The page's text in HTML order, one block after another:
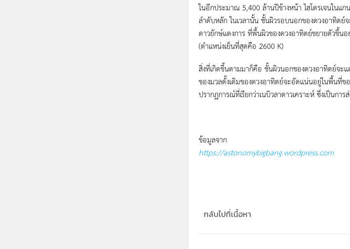
ในอีกประมาณ 5,400 ล้านปีข้างหน้า ไฮโดรเจนในแ
ลำดับหลัก ในเวลานั้น ชั้นผิวรอบนอกของดวงอาทิต
ดาวยักษ์แดงการ ที่พื้นผิวของดวงอาทิตย์ขยายตัวขึ้น
(ตำแหน่งเย็นที่สุดคือ 2600 K)
สิ่งที่เกิดขึ้นตามมาก็คือ ชั้นผิวนอกของดวงอาทิตย์จะ
ของมวลดั้งเดิมของดวงอาทิตย์จะอัดแน่นอยู่ในพื้นที่ข
ปรากฏการณ์ที่เรียกว่าเนบิวลาดาวเคราะห์ ซึ่งเป็นก
ข้อมูลจาก
https://astonomybigbang.wordpress.com
กลับไปที่เนื้อหา